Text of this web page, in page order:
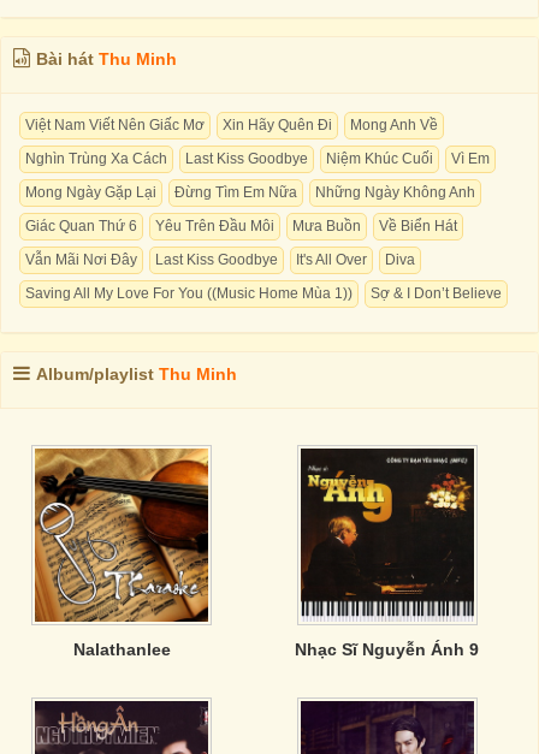
Bài hát Thu Minh
Việt Nam Viết Nên Giấc Mơ Xin Hãy Quên Đi
Mong Anh Về
Nghìn Trùng Xa Cách
Last Kiss Goodbye Niệm Khúc Cuối
Vì Em
Mong Ngày Gặp Lại
Đừng Tìm Em Nữa
Những Ngày Không Anh
Giác Quan Thứ 6
Yêu Trên Đầu Môi Mưa Buồn
Về Biển Hát
Vẫn Mãi Nơi Đây
Last Kiss Goodbye It's All Over
Diva
Saving All My Love For You ((Music Home Mùa 1))
Sợ & I Don’t Believe
Album/playlist Thu Minh
Nalathanlee Nhạc Sĩ Nguyễn Ánh 9